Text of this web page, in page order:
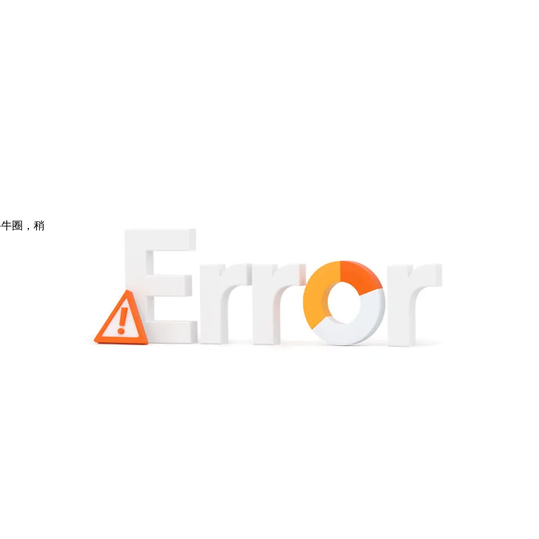
圈，稍